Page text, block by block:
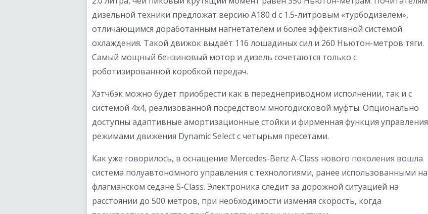
дизельной техники предложат версию A180 d с 1.5-литровым «турбодизелем»,
отличающимся доработанным нагнетателем и более эффективной системой
охлаждения. Такой движок выдаёт 116 лошадиных сил и 260 Ньютон-метров тяги.
Самый мощный бензиновый мотор и дизель сочетаются только с
роботизированной коробкой передач.
Хэтчбэк можно будет приобрести как в переднеприводном исполнении, так и с
системой 4х4, реализованной посредством многодисковой муфты. Опционально
доступны адаптивные амортизационные стойки и фирменная функция управления
режимами движения Dynamic Select с четырьмя пресетами.
Как уже говорилось, в оснащение Mercedes-Benz A-Class нового поколения вошла
система полуавтономного управления с технологиями, ранее использованными на
флагманском седане S-Class. Электроника следит за дорожной ситуацией на
расстоянии до 500 метров, при необходимости изменяя скорость, когда